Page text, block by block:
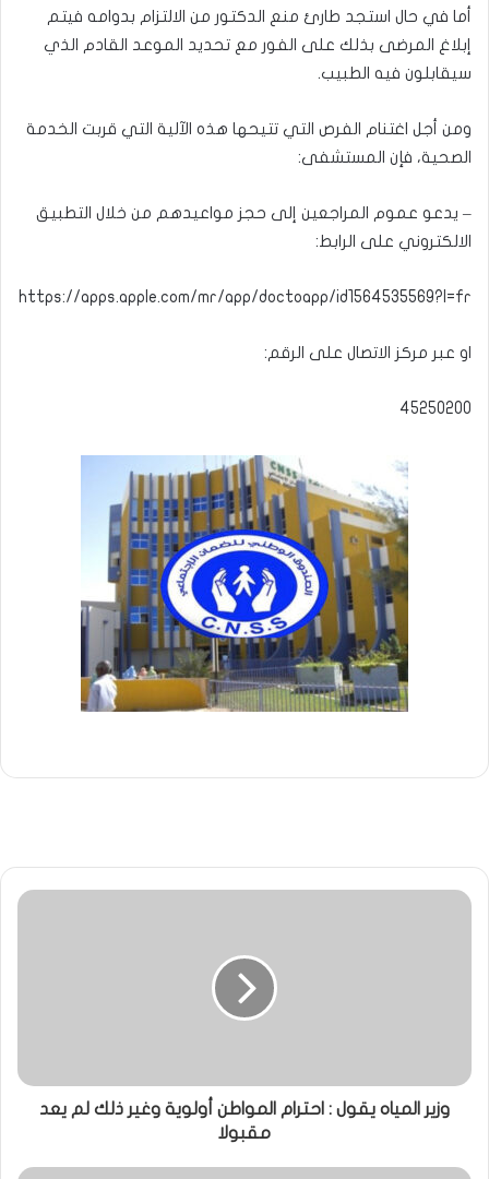
أما في حال استجد طارئ منع الدكتور من الالتزام بدوامه فيتم
إبلاغ المرضى بذلك على الفور مع تحديد الموعد القادم الذي
سيقابلون فيه الطبيب.
ومن أجل اغتنام الفرص التي تتيحها هذه الآلية التي قربت الخدمة
الصحية، فإن المستشفى:
– يدعو عموم المراجعين إلى حجز مواعيدهم من خلال التطبيق
الالكتروني على الرابط:
https://apps.apple.com/mr/app/doctoapp/id1564535569?l=fr
او عبر مركز الاتصال على الرقم:
45250200
وزير المياه يقول : احترام المواطن أولوية وغير ذلك لم يعد
مقبولا